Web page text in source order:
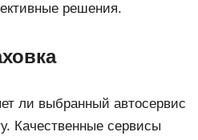
решения.
ли выбранный автосервис
Качественные сервисы